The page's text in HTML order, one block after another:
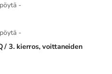
-
-
/ 3. kierros, voittaneiden